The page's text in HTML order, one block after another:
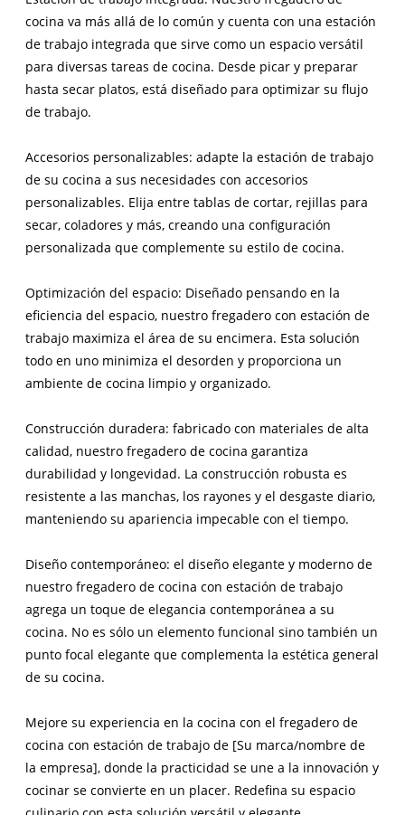
cocina va más allá de lo común y cuenta con una estación
de trabajo integrada que sirve como un espacio versátil
para diversas tareas de cocina. Desde picar y preparar
hasta secar platos, está diseñado para optimizar su flujo
de trabajo.
Accesorios personalizables: adapte la estación de trabajo
de su cocina a sus necesidades con accesorios
personalizables. Elija entre tablas de cortar, rejillas para
secar, coladores y más, creando una configuración
personalizada que complemente su estilo de cocina.
Optimización del espacio: Diseñado pensando en la
eficiencia del espacio, nuestro fregadero con estación de
trabajo maximiza el área de su encimera. Esta solución
todo en uno minimiza el desorden y proporciona un
ambiente de cocina limpio y organizado.
Construcción duradera: fabricado con materiales de alta
calidad, nuestro fregadero de cocina garantiza
durabilidad y longevidad. La construcción robusta es
resistente a las manchas, los rayones y el desgaste diario,
manteniendo su apariencia impecable con el tiempo.
Diseño contemporáneo: el diseño elegante y moderno de
nuestro fregadero de cocina con estación de trabajo
agrega un toque de elegancia contemporánea a su
cocina. No es sólo un elemento funcional sino también un
punto focal elegante que complementa la estética general
de su cocina.
Mejore su experiencia en la cocina con el fregadero de
cocina con estación de trabajo de [Su marca/nombre de
la empresa], donde la practicidad se une a la innovación y
cocinar se convierte en un placer. Redefina su espacio